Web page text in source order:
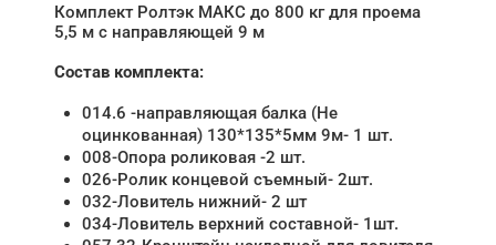
Комплект Ролтэк МАКС до 800 кг для проема
5,5 м с направляющей 9 м
Состав комплекта:
014.6 -направляющая балка (Не
оцинкованная) 130*135*5мм 9м- 1 шт.
008-Опора роликовая -2 шт.
026-Ролик концевой съемный- 2шт.
032-Ловитель нижний- 2 шт
034-Ловитель верхний составной- 1шт.